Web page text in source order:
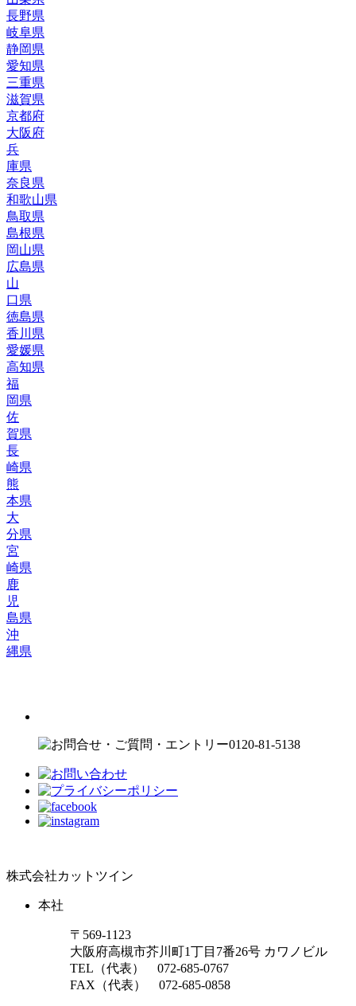
長野県
岐阜県
静岡県
愛知県
三重県
滋賀県
京都府
大阪 府
兵
庫県
奈良 県
和歌山県
鳥取県
島根県
岡山県
広島県
山
口県
徳島県
香川 県
愛媛県
高知県
福
岡県
佐
賀県
長
崎県
熊
本県
大
分県
宮
崎県
鹿
児
島県
沖
縄県
株式会社カットツイン
本社
〒569-1123
大阪府高槻市芥川町1丁目7番26号 カワノビル
TEL（代表） 072-685-0767
FAX（代表） 072-685-0858